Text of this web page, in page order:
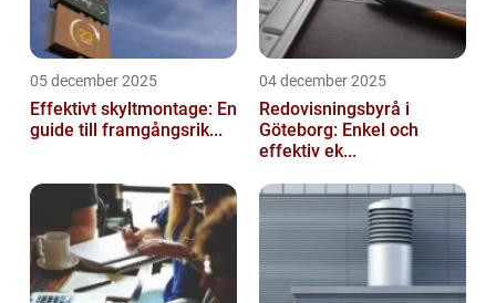
05 december 2025
Effektivt skyltmontage: En
guide till framgångsrik...
04 december 2025
Redovisningsbyrå i
Göteborg: Enkel och
effektiv ek...